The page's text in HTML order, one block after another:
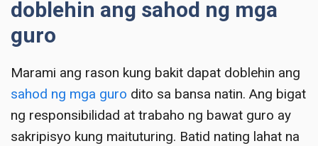
doblehin ang sahod ng mga
guro
Marami ang rason kung bakit dapat doblehin ang
sahod ng mga guro dito sa bansa natin. Ang bigat
ng responsibilidad at trabaho ng bawat guro ay
sakripisyo kung maituturing. Batid nating lahat na